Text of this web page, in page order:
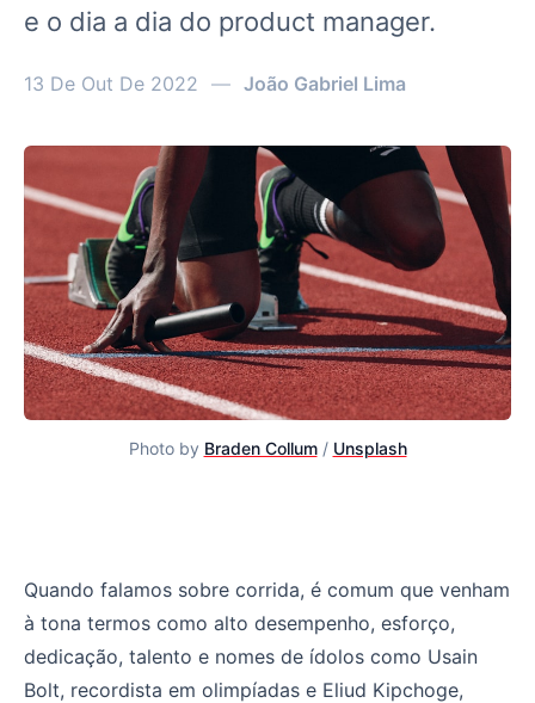
e o dia a dia do product manager.
13 De Out De 2022 — João Gabriel Lima
Photo by Braden Collum/ Unsplash
Quando falamos sobre corrida, é comum que venham
à tona termos como alto desempenho, esforço,
dedicação, talento e nomes de ídolos como Usain
Bolt, recordista em olimpíadas e Eliud Kipchoge,